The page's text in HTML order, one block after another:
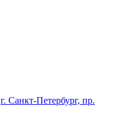
г. Санкт-Петербург, пр.